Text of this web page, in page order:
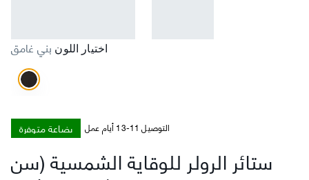
اختيار اللون بني غامق
بضاعة متوفرة التوصيل 11-13 أيام عمل
ستائر الرولر للوقاية الشمسية (سن